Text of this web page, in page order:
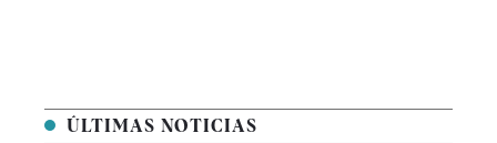
ÚLTIMAS NOTICIAS